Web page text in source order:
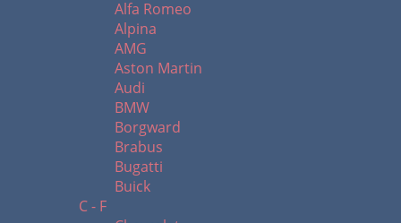
Alfa Romeo
Alpina
AMG
Aston Martin
Audi
BMW
Borgward
Brabus
Bugatti
Buick
C - F